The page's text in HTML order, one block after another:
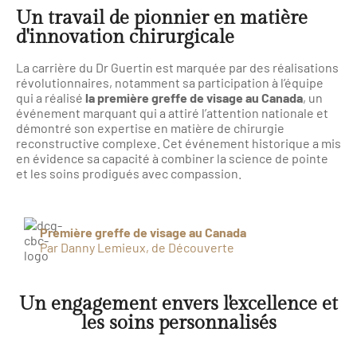
Un travail de pionnier en matière
d'innovation chirurgicale
La carrière du Dr Guertin est marquée par des réalisations
révolutionnaires, notamment sa participation à l’équipe
qui a réalisé la première greffe de visage au Canada, un
événement marquant qui a attiré l’attention nationale et
démontré son expertise en matière de chirurgie
reconstructive complexe. Cet événement historique a mis
en évidence sa capacité à combiner la science de pointe
et les soins prodigués avec compassion.
Première greffe de visage au Canada
Par Danny Lemieux, de Découverte
Un engagement envers l'excellence et
les soins personnalisés